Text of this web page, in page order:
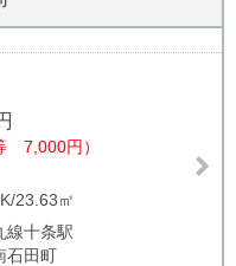
7,000円）
23.63㎡
線十条駅
石田町